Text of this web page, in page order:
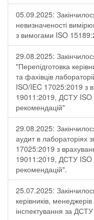
05.09.2025:
невизначеності
з вимогами ISO
29.08.2025:
"Перепідготовка
та фахівців
ISO/IEC 17025:2019 з
19011:2019, ДСТУ
рекомендацій"
29.08.2025:
аудит в лабораторіях
17025:2019 з
19011:2019, ДСТУ ISO
рекомендацій".
25.07.2025:
керівників, менеджерів
інспектування за